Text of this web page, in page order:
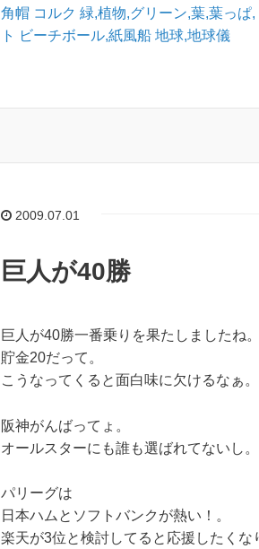
角帽 コルク 緑,植物,グリーン,葉,葉っぱ,
ト
ビーチボール,紙風船 地球,地球儀
2009.07.01
巨人が40勝
巨人が40勝一番乗りを果たしましたね。
貯金20だって。
こうなってくると面白味に欠けるなぁ。
阪神がんばってょ。
オールスターにも誰も選ばれてないし。
パリーグは
日本ハムとソフトバンクが熱い！。
楽天が3位と検討してると応援したくな